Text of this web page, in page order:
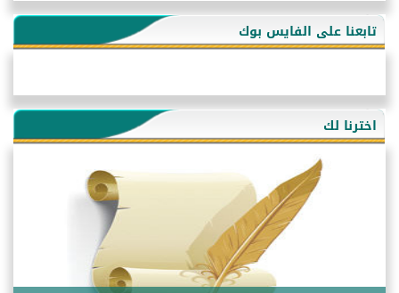
فقه النَّصيحة عند الصَّحابة الكرام رضي الله عنهم
لَا عِزَّةَ إِلَّا بِالإِسْلَامِ
هذه سبيلنا فماذا تنقمون؟!
أُسُـسُ بَـيْـتِ الـمُسْـلِمِ
التَّعْلِيمُ القُرْآنِي
كلمة إلى إخواني السلفيين في الجزائر
تابعنا على الفايس بوك
اخترنا لك